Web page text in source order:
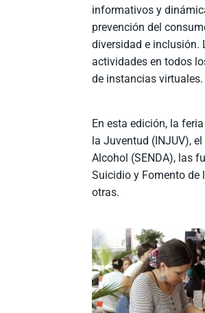
informativos y
prevención del
diversidad e inclusión.
actividades en todos
de instancias virtuales.
En esta edición, la
la Juventud (INJUV),
Alcohol (SENDA), las
Suicidio y Fomento de
otras.